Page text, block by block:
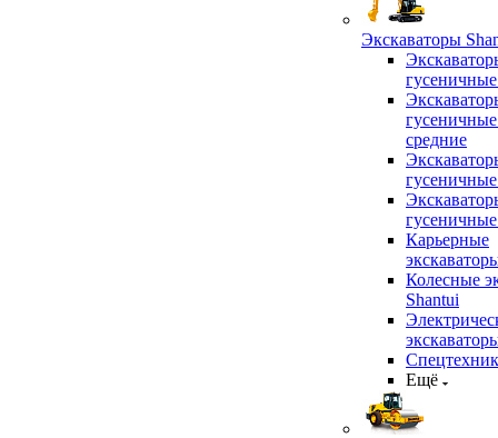
Экскаваторы
средние
Карьерные
Колесные
Shantui
Ещё